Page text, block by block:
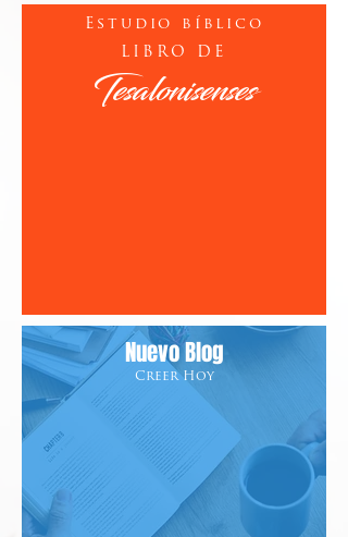
Estudio bíblico
LIBRO DE
Tesalonisenses
Nuevo Blog
Creer Hoy